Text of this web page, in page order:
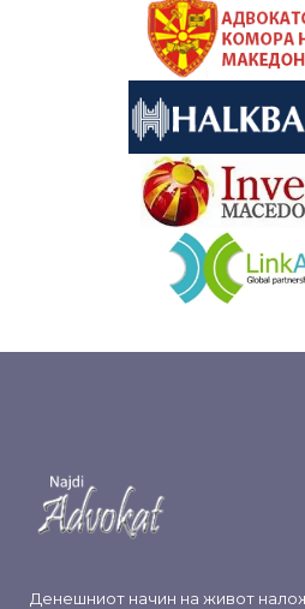
Денешниот начин на живот